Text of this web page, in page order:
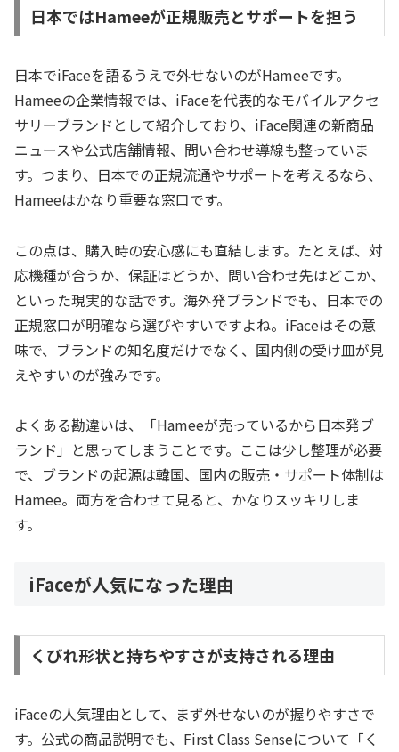
日本ではHameeが正規販売とサポートを担う
日本でiFaceを語るうえで外せないのがHameeです。
Hameeの企業情報では、iFaceを代表的なモバイルアクセ
サリーブランドとして紹介しており、iFace関連の新商品
ニュースや公式店舗情報、問い合わせ導線も整っていま
す。つまり、日本での正規流通やサポートを考えるなら、
Hameeはかなり重要な窓口です。
この点は、購入時の安心感にも直結します。たとえば、対
応機種が合うか、保証はどうか、問い合わせ先はどこか、
といった現実的な話です。海外発ブランドでも、日本での
正規窓口が明確なら選びやすいですよね。iFaceはその意
味で、ブランドの知名度だけでなく、国内側の受け皿が見
えやすいのが強みです。
よくある勘違いは、「Hameeが売っているから日本発ブ
ランド」と思ってしまうことです。ここは少し整理が必要
で、ブランドの起源は韓国、国内の販売・サポート体制は
Hamee。両方を合わせて見ると、かなりスッキリしま
す。
iFaceが人気になった理由
くびれ形状と持ちやすさが支持される理由
iFaceの人気理由として、まず外せないのが握りやすさで
す。公式の商品説明でも、First Class Senseについて「く